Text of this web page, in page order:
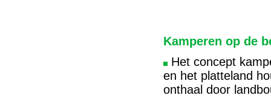
Kamperen op de
Het concept
en het platteland
onthaal door